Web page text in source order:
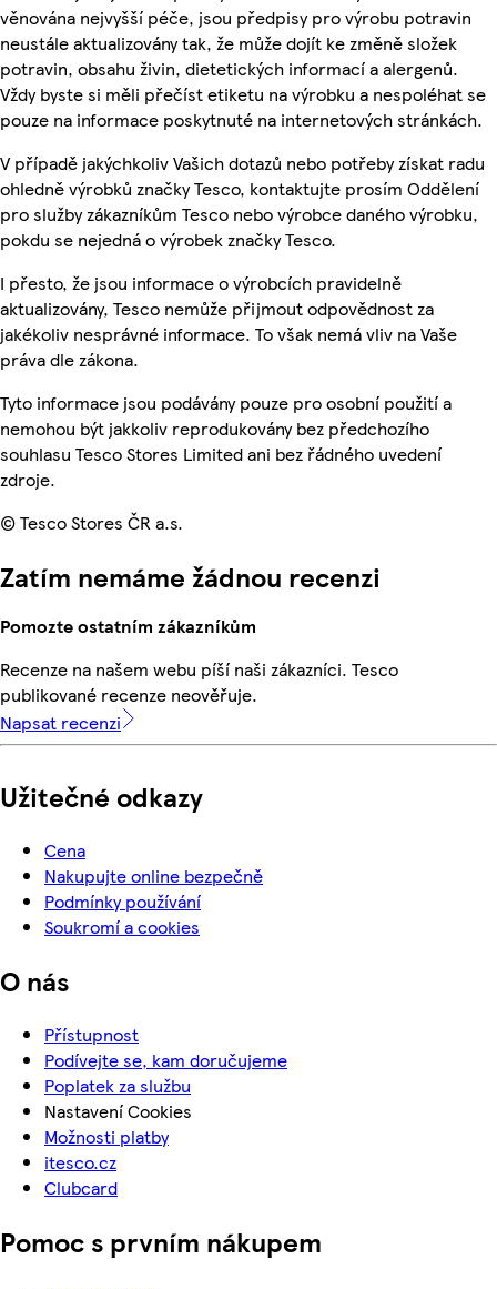
věnována nejvyšší péče, jsou předpisy pro výrobu potravin
neustále aktualizovány tak, že může dojít ke změně složek
potravin, obsahu živin, dietetických informací a alergenů.
Vždy byste si měli přečíst etiketu na výrobku a nespoléhat se
pouze na informace poskytnuté na internetových stránkách.
V případě jakýchkoliv Vašich dotazů nebo potřeby získat radu
ohledně výrobků značky Tesco, kontaktujte prosím Oddělení
pro služby zákazníkům Tesco nebo výrobce daného výrobku,
pokdu se nejedná o výrobek značky Tesco.
I přesto, že jsou informace o výrobcích pravidelně
aktualizovány, Tesco nemůže přijmout odpovědnost za
jakékoliv nesprávné informace. To však nemá vliv na Vaše
práva dle zákona.
Tyto informace jsou podávány pouze pro osobní použití a
nemohou být jakkoliv reprodukovány bez předchozího
souhlasu Tesco Stores Limited ani bez řádného uvedení
zdroje.
© Tesco Stores ČR a.s.
Zatím nemáme žádnou recenzi
Pomozte ostatním zákazníkům
Recenze na našem webu píší naši zákazníci. Tesco
publikované recenze neověřuje.
Napsat recenzi
Užitečné odkazy
Cena
Nakupujte online bezpečně
Podmínky používání
Soukromí a cookies
O nás
Přístupnost
Podívejte se, kam doručujeme
Poplatek za službu
Nastavení Cookies
Možnosti platby
itesco.cz
Clubcard
Pomoc s prvním nákupem